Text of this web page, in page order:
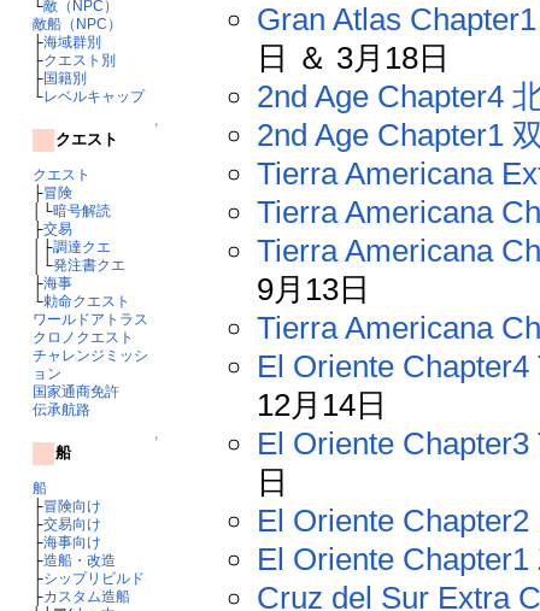
└敵（NPC）
敵船（NPC）
├海域群別
├クエスト別
├国籍別
└レベルキャップ
↑
クエスト
クエスト
├冒険
│└暗号解読
├交易
│├調達クエ
│└発注書クエ
├海事
└勅命クエスト
ワールドアトラス
クロノクエスト
チャレンジミッシ
ョン
国家通商免許
伝承航路
↑
船
船
├冒険向け
├交易向け
├海事向け
├造船・改造
├シップリビルド
├カスタム造船
Gran Atlas
日 ＆ 3月18日
2nd Age Chapter4
2nd Age Chapter1
Tierra Americana
Tierra Americana
Tierra Americana
9月13日
Tierra Americana
El Oriente
12月14日
El Oriente
日
El Oriente
El Oriente Chapter1
Cruz del Sur Extra